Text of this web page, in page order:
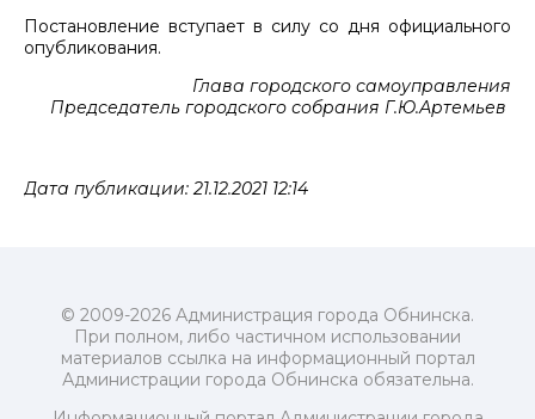
Постановление вступает в силу со дня официального
опубликования.
Глава городского самоуправления
Председатель городского собрания Г.Ю.Артемьев
Дата публикации: 21.12.2021 12:14
© 2009-2026 Администрация города Обнинска.
При полном, либо частичном использовании
материалов ссылка на информационный портал
Администрации города Обнинска обязательна.